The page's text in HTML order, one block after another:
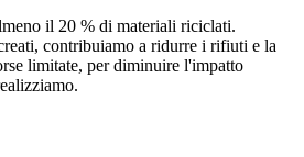
il 20 % di materiali riciclati.
contribuiamo a ridurre i rifiuti e la
limitate, per diminuire l'impatto